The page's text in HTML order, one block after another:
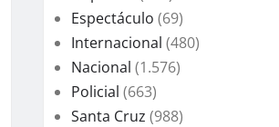
Espectáculo (69)
Internacional (480)
Nacional (1.576)
Policial (663)
Santa Cruz (988)